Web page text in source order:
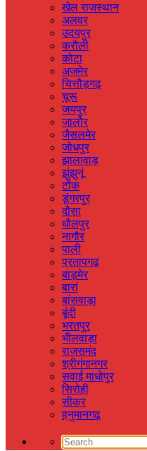
खेल राजस्‍थान
अलवर
उदयपुर
करौली
कोटा
अजमेर
चित्तौड़गढ़
चूरू
जयपुर
जालौर
जैसलमेर
जोधपुर
झालावाड़
झुंझुनूं
टोंक
डूंगरपुर
दौसा
धौलपुर
नागौर
पाली
प्रतापगढ़
बाड़मेर
बारां
बांसवाड़ा
बूंदी
भरतपुर
भीलवाड़ा
राजसमंद
श्रीगंगानगर
सवाई माधोपुर
सिरोही
सीकर
हनुमानगढ़